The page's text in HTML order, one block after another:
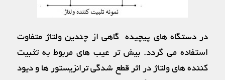
در دستگاه های پیچیده گاهی از چندین ولتاژ متفاوت
استفاده می گردد. بیش تر عیب های مربوط به تثبیت
کننده های ولتاژ در اثر قطع شدگی ترانزیستور ها و دیود